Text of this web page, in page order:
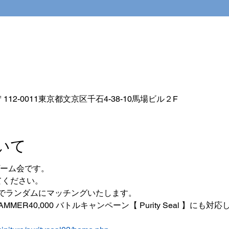
112-0011東京都文京区千石4-38-10馬場ビル２F
て
ム会です。
ださい。
ンダムにマッチングいたします。
バトルキャンペーン【 Purity Seal 】にも対応